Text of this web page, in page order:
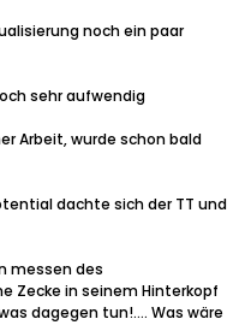
noch ein paar
sehr aufwendig
Arbeit, wurde schon bald
dachte sich der TT und
messen des
Zecke in seinem Hinterkopf
dagegen tun!.... Was wäre